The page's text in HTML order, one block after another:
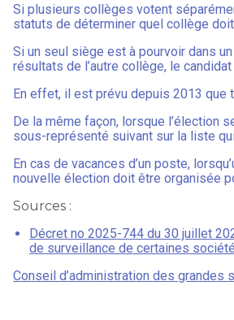
Si plusieurs collèges votent
statuts de déterminer quel collège
Si un seul siège est à pourvoir dans
résultats de l’autre collège, le
En effet, il est prévu depuis 2013 que
De la même façon, lorsque l’élection
sous-représenté suivant sur la liste
En cas de vacances d’un poste,
nouvelle élection doit être organisée
Sources :
Décret no 2025-744 du 30 juillet
de surveillance de certaines
Conseil d’administration des grandes